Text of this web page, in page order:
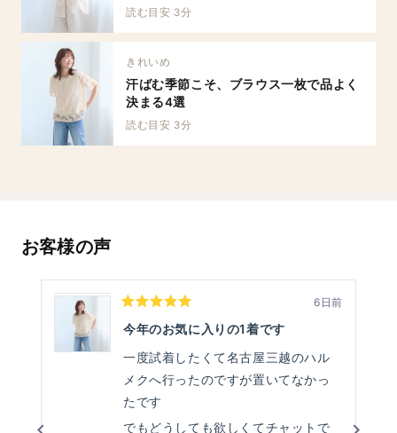
読む目安 3分
きれいめ
汗ばむ季節こそ、ブラウス一枚で品よく
決まる4選
読む目安 3分
お客様の声
5
つ
5
と
評
価
6日前
今年のお気に入りの1着です
一度試着したくて名古屋三越のハル
メクへ行ったのですが置いてなかっ
たです
でもどうしても欲しくてチャットで